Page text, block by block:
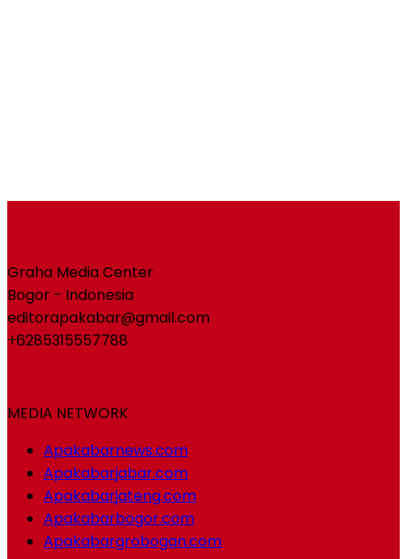
Graha Media Center
Bogor - Indonesia
editorapakabar@gmail.com
+6285315557788
MEDIA NETWORK
Apakabarnews.com
Apakabarjabar.com
Apakabarjateng.com
Apakabarbogor.com
Apakabargrobogan.com